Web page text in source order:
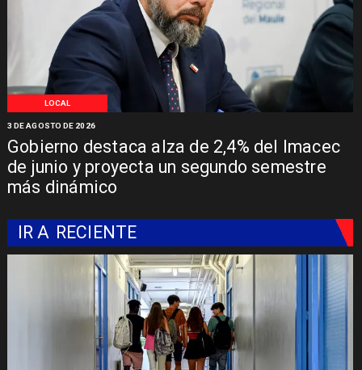
LOCAL
Gobierno destaca alza de 2,4% del Imacec
de junio y proyecta un segundo semestre
más dinámico
3 DE AGOSTO DE 2026
IR A RECIENTE